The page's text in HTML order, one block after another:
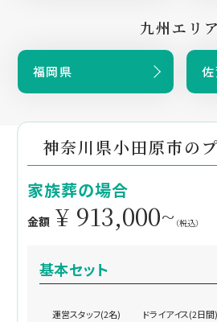
九州エリア
福岡県
神奈川県小田原市の
家族葬の場合
金額 ¥ 913,000~ （税込）
基本セット
運営スタッフ(2名) ドライアイス(2日間)